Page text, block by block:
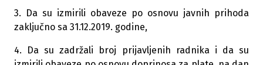
3. Da su izmirili obaveze po osnovu javnih prihoda
zaključno sa 31.12.2019. godine,
4. Da su zadržali broj prijavljenih radnika i da su